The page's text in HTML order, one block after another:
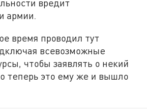
вредит
армии.
время проводил тут
всевозможные
чтобы заявлять о некий
теперь это ему же и вышло